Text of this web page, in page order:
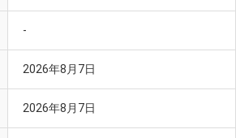
-
2026年8月7日
2026年8月7日